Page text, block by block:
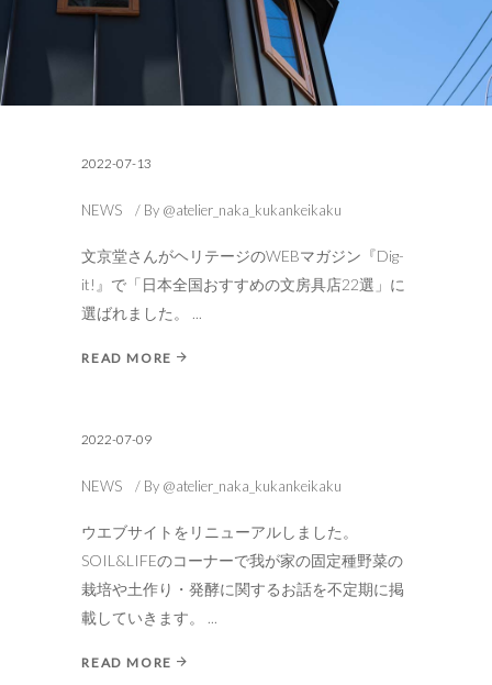
2022-07-13
NEWS By @atelier_naka_kukankeikaku
文京堂さんがヘリテージのWEBマガジン『Dig-
it!』で「日本全国おすすめの文房具店22選」に
選ばれました。
READ MORE
2022-07-09
NEWS By @atelier_naka_kukankeikaku
ウエブサイトをリニューアルしました。
SOIL&LIFEのコーナーで我が家の固定種野菜の
栽培や土作り・発酵に関するお話を不定期に掲
載していきます。
READ MORE